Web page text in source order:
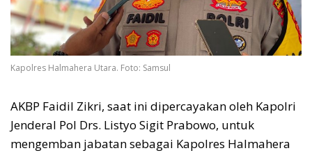
Kapolres Halmahera Utara. Foto: Samsul
AKBP Faidil Zikri, saat ini dipercayakan oleh Kapolri
Jenderal Pol Drs. Listyo Sigit Prabowo, untuk
mengemban jabatan sebagai Kapolres Halmahera